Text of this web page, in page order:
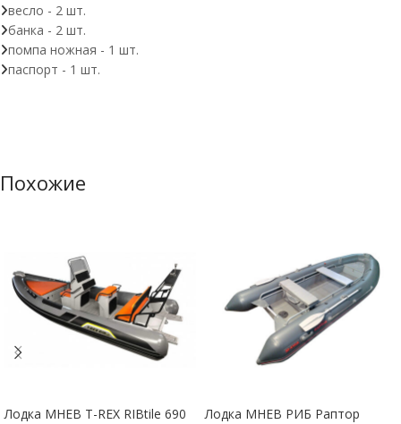
весло - 2 шт.
банка - 2 шт.
помпа ножная - 1 шт.
паспорт - 1 шт.
Похожие
Лодка МНЕВ T-REX RIBtile 690
Лодка МНЕВ РИБ Раптор